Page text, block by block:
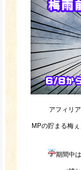
アフィリ
MPの貯まる梅
期間中